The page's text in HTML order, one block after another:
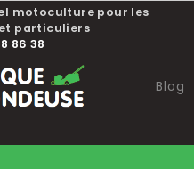
motoculture pour les
particuliers
86 38
Blog